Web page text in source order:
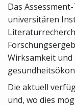
Das
universitären
Wirksamkeit und
Die aktuell
und, wo dies